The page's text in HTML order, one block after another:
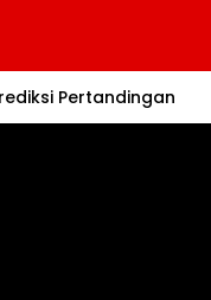
Pertandingan